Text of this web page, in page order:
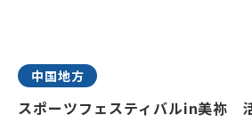
中国地方
スポーツフェスティバルin美祢